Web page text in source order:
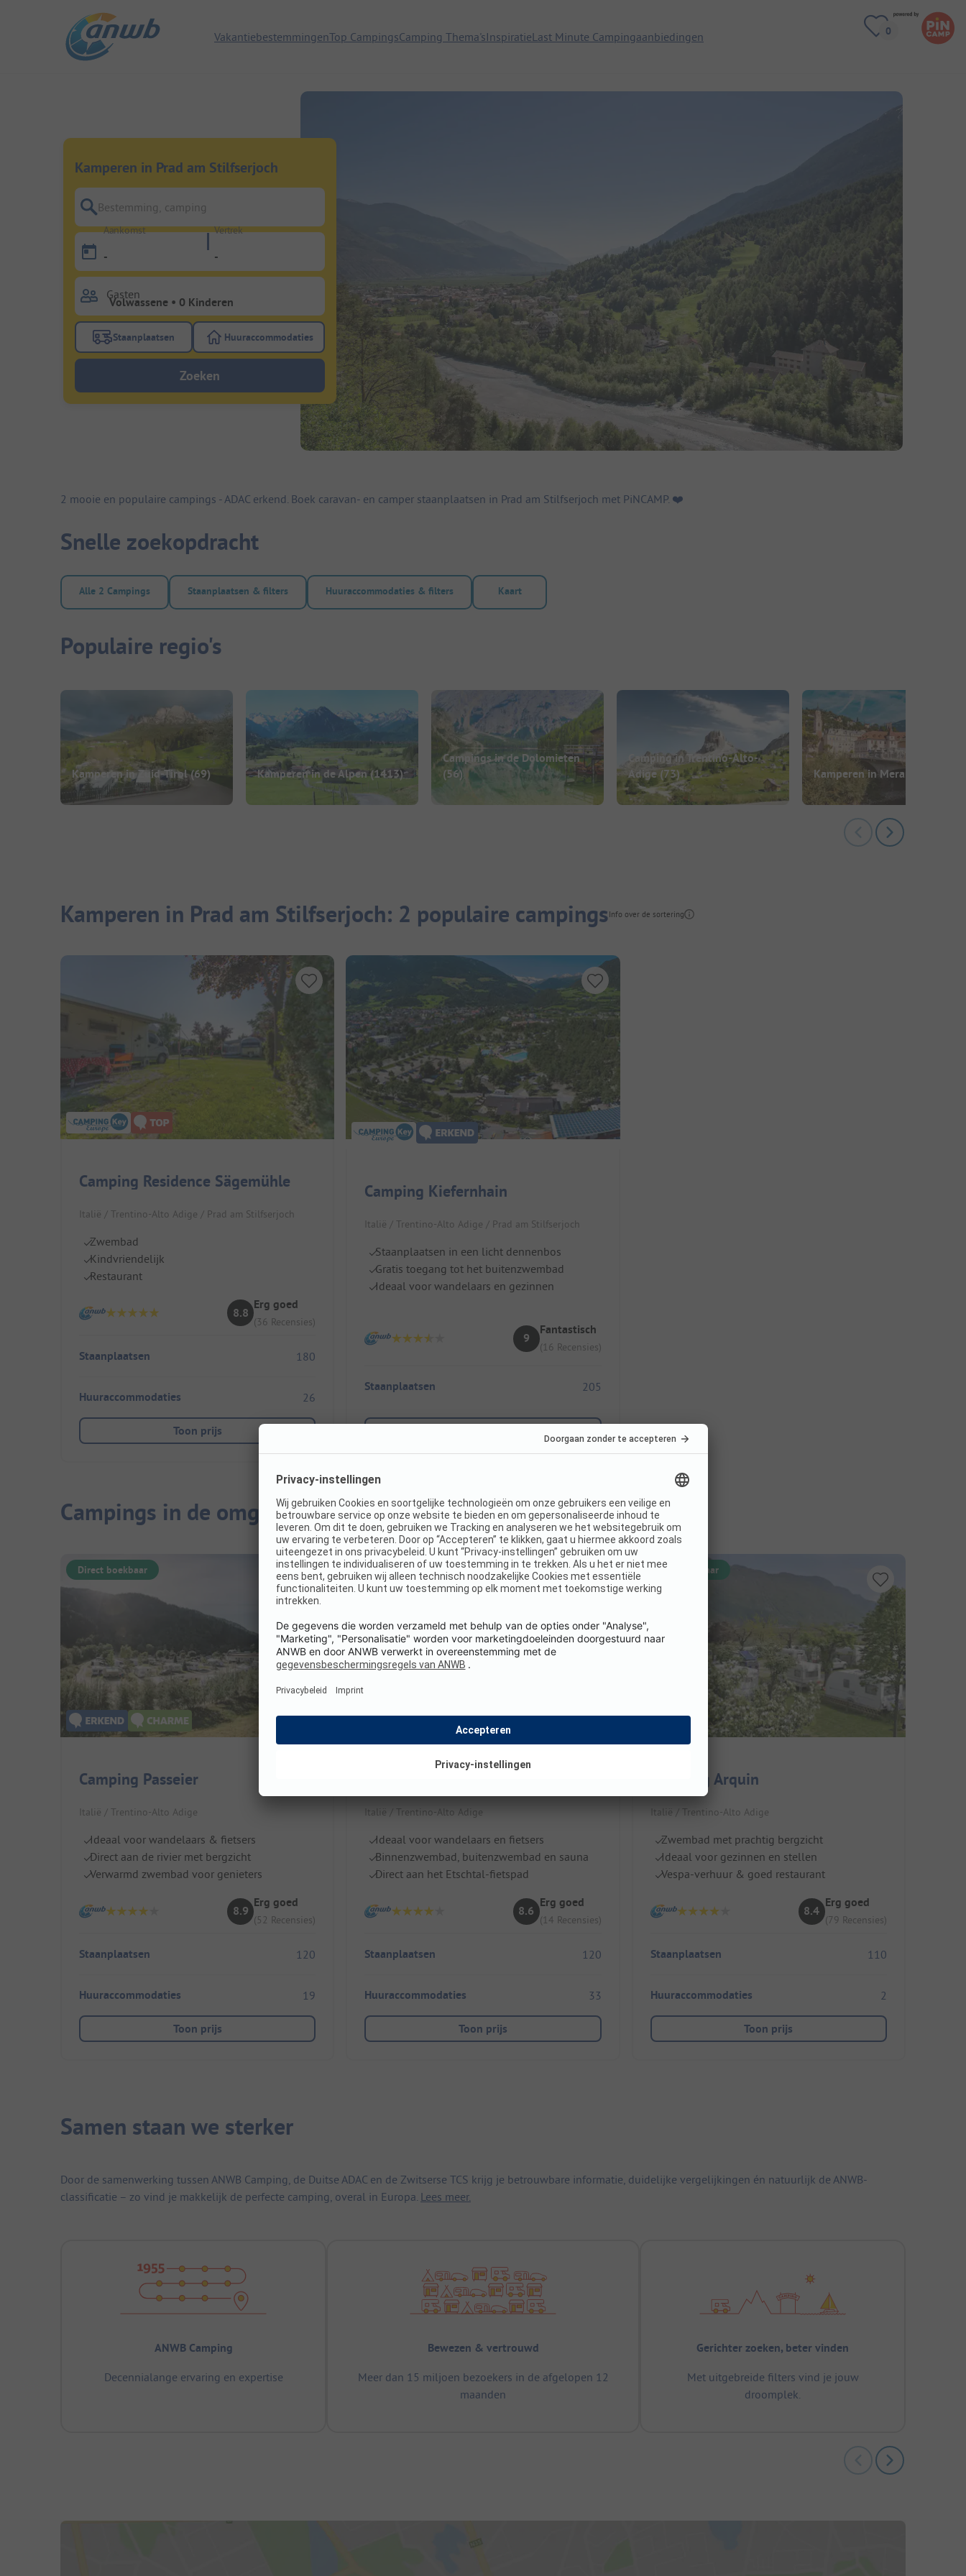
VakantiebestemmingenTop CampingsCamping Thema'sInspiratieLast Minute Campingaanbiedingen
Kamperen in Prad am Stilfserjoch
Bestemming, camping
Aankomst
-
Vertrek
-
Gasten
Gebruik de filterknop staanplaatsen om te zoeken naar staanplaatsen
Staanplaatsen Gebruik de filterknop huuraccommodaties om te zoeken naar huuraccommodaties
Huuraccommodaties
Zoeken
2 mooie en populaire campings - ADAC erkend. Boek caravan- en camper staanplaatsen in Prad am Stilfserjoch met PiNCAMP. ❤️️
Snelle zoekopdracht
Alle 2 Campings Staanplaatsen & filters Huuraccommodaties & filters Kaart
Populaire regio's
Kamperen in Zuid-Tirol(69) Kamperen in de Alpen(1413)
Campings in de Dolomieten
(56)
Camping in Trentino-Alto-
Adige(73) Kamperen in Merano
Kamperen in Prad am Stilfserjoch: 2 populaire campingsInfo over de sortering
Camping Residence Sägemühle
Italië / Trentino-Alto Adige / Prad am Stilfserjoch
Zwembad
Kindvriendelijk
Restaurant
8.8
Erg goed
(36 Recensies)
Staanplaatsen 180
Huuraccommodaties 26
Toon prijs
Camping Kiefernhain
Italië / Trentino-Alto Adige / Prad am Stilfserjoch
Staanplaatsen in een licht dennenbos
Gratis toegang tot het buitenzwembad
Ideaal voor wandelaars en gezinnen
9
Fantastisch
(16 Recensies)
Staanplaatsen 205
Campings in de omgeving
Direct boekbaar
Camping Passeier
Italië / Trentino-Alto Adige
Ideaal voor wandelaars & fietsers
Direct aan de rivier met bergzicht
Verwarmd zwembad voor genieters
8.9
Erg goed
(52 Recensies)
Staanplaatsen 120
Huuraccommodaties 19
Toon prijs
Direct boekbaar
Italië / Trentino-Alto Adige
Ideaal voor wandelaars en fietsers
Binnenzwembad, buitenzwembad en sauna
Direct aan het Etschtal-fietspad
8.6
Erg goed
(14 Recensies)
Staanplaatsen 120
Huuraccommodaties 33
Toon prijs
Direct boekbaar
Camping Arquin
Italië / Trentino-Alto Adige
Zwembad met prachtig bergzicht
Ideaal voor gezinnen en stellen
Vespa-verhuur & goed restaurant
8.4
Erg goed
(79 Recensies)
Staanplaatsen 110
Huuraccommodaties 2
Toon prijs
Samen staan we sterker
Door de samenwerking tussen ANWB Camping, de Duitse ADAC en de Zwitserse TCS krijg je betrouwbare informatie, duidelijke vergelijkingen én natuurlijk de ANWB-
classificatie – zo vind je makkelijk de perfecte camping, overal in Europa. Lees meer.
ANWB Camping
Decennialange ervaring en expertise
Bewezen & vertrouwd
Meer dan 15 miljoen bezoekers in de afgelopen 12
maanden
Gerichter zoeken, beter vinden
Met uitgebreide filters vind je jouw
droomplek.